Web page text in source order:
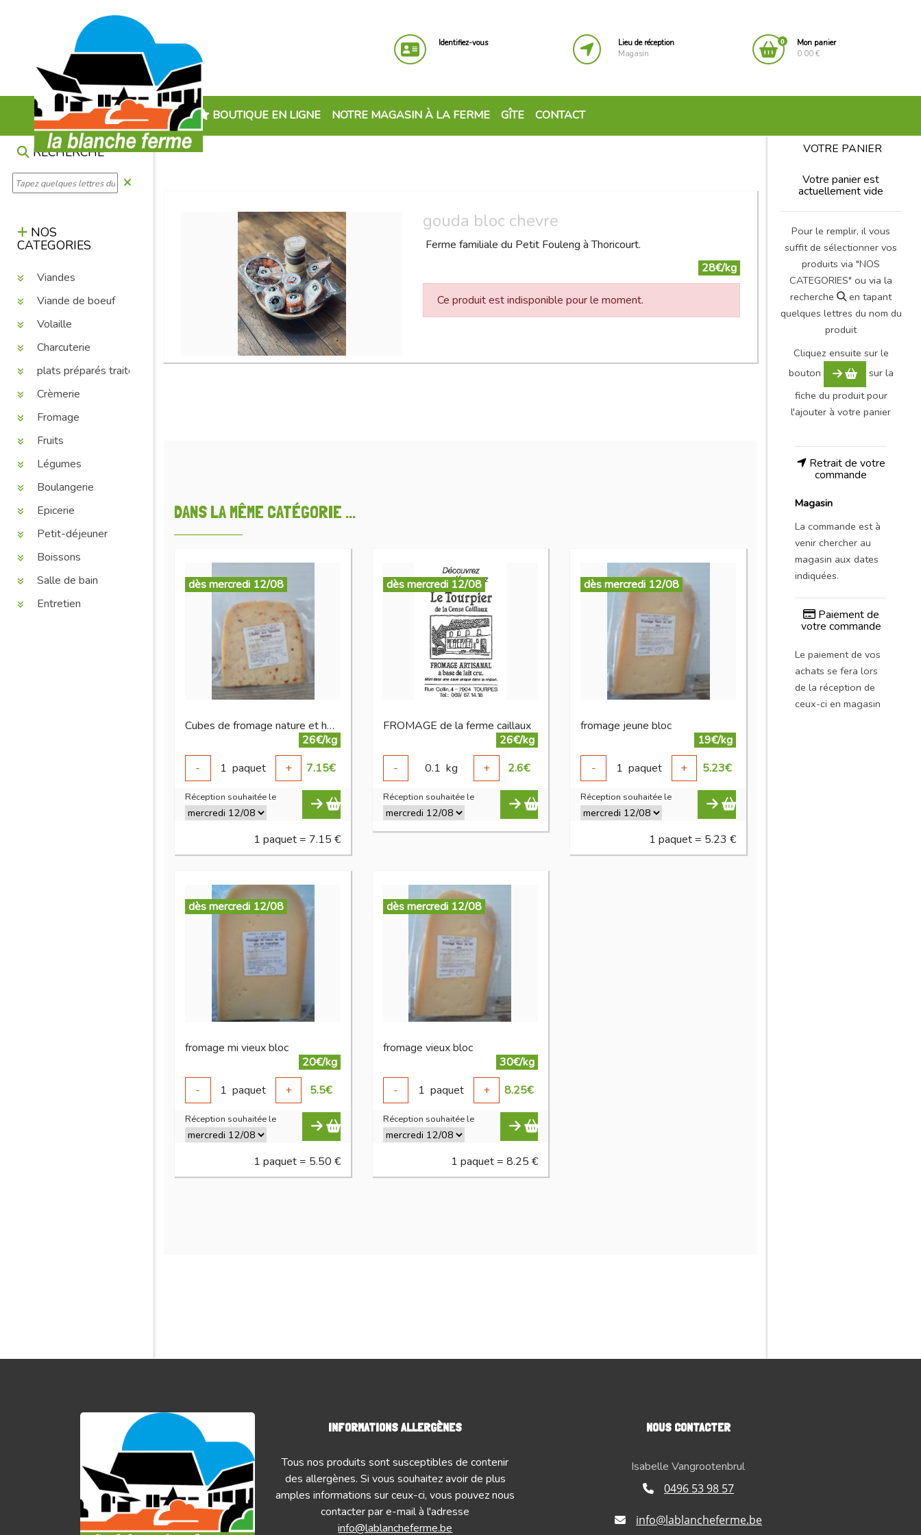
Identifiez-vous
Lieu de réception
Magasin
0
Mon panier
0.00 €
BOUTIQUE EN LIGNE NOTRE MAGASIN À LA FERME GÎTE CONTACT
RECHERCHE
NOS
CATEGORIES
Viandes
Viande de boeuf
Volaille
Charcuterie
plats préparés traiteur
Crèmerie
Fromage
Fruits
Légumes
Boulangerie
Epicerie
Petit-déjeuner
Boissons
Salle de bain
Entretien
gouda bloc chevre
Ferme familiale du Petit Fouleng à Thoricourt.
28€/kg
Ce produit est indisponible pour le moment.
DANS LA MÊME CATÉGORIE ...
dès mercredi 12/08
Cubes de fromage nature et herbes
26€/kg
-
1 paquet + 7.15€
Réception souhaitée le
1 paquet = 7.15 €
dès mercredi 12/08
FROMAGE de la ferme caillaux
26€/kg
-
0.1 kg + 2.6€
Réception souhaitée le
dès mercredi 12/08
fromage jeune bloc
19€/kg
-
1 paquet + 5.23€
Réception souhaitée le
1 paquet = 5.23 €
dès mercredi 12/08
fromage mi vieux bloc
20€/kg
-
1 paquet + 5.5€
Réception souhaitée le
1 paquet = 5.50 €
dès mercredi 12/08
fromage vieux bloc
30€/kg
-
1 paquet + 8.25€
Réception souhaitée le
1 paquet = 8.25 €
VOTRE PANIER
Votre panier est
actuellement vide
Pour le remplir, il vous
suffit de sélectionner vos
produits via "NOS
CATEGORIES" ou via la
recherche
en tapant
quelques lettres du nom du
produit
Cliquez ensuite sur le
bouton
sur la
fiche du produit pour
l'ajouter à votre panier
Retrait de votre
commande
Magasin
La commande est à
venir chercher au
magasin aux dates
indiquées.
Paiement de
votre commande
Le paiement de vos
achats se fera lors
de la réception de
ceux-ci en magasin
INFORMATIONS ALLERGÈNES
Tous nos produits sont susceptibles de contenir
des allergènes. Si vous souhaitez avoir de plus
amples informations sur ceux-ci, vous pouvez nous
contacter par e-mail à l'adresse
info@lablancheferme.be
NOUS CONTACTER
Isabelle Vangrootenbrul
0496 53 98 57
info@lablancheferme.be